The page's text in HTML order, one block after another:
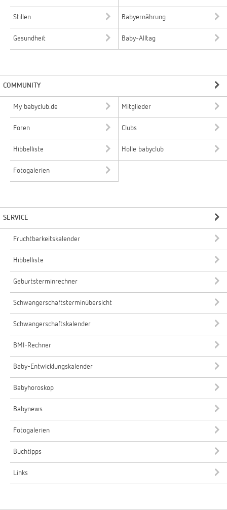
Stillen Babyernährung
Gesundheit Baby-Alltag
COMMUNITY
My babyclub.de Mitglieder
Foren Clubs
Hibbelliste Holle babyclub
Fotogalerien
SERVICE
Fruchtbarkeitskalender
Hibbelliste
Geburtsterminrechner
Schwangerschaftsterminübersicht
Schwangerschaftskalender
BMI-Rechner
Baby-Entwicklungskalender
Babyhoroskop
Babynews
Fotogalerien
Buchtipps
Links